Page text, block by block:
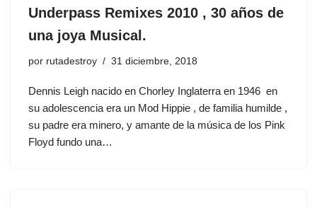
Underpass Remixes 2010 , 30 años de
una joya Musical.
por rutadestroy 31 diciembre, 2018
Dennis Leigh nacido en Chorley Inglaterra en 1946 en
su adolescencia era un Mod Hippie , de familia humilde ,
su padre era minero, y amante de la música de los Pink
Floyd fundo una…